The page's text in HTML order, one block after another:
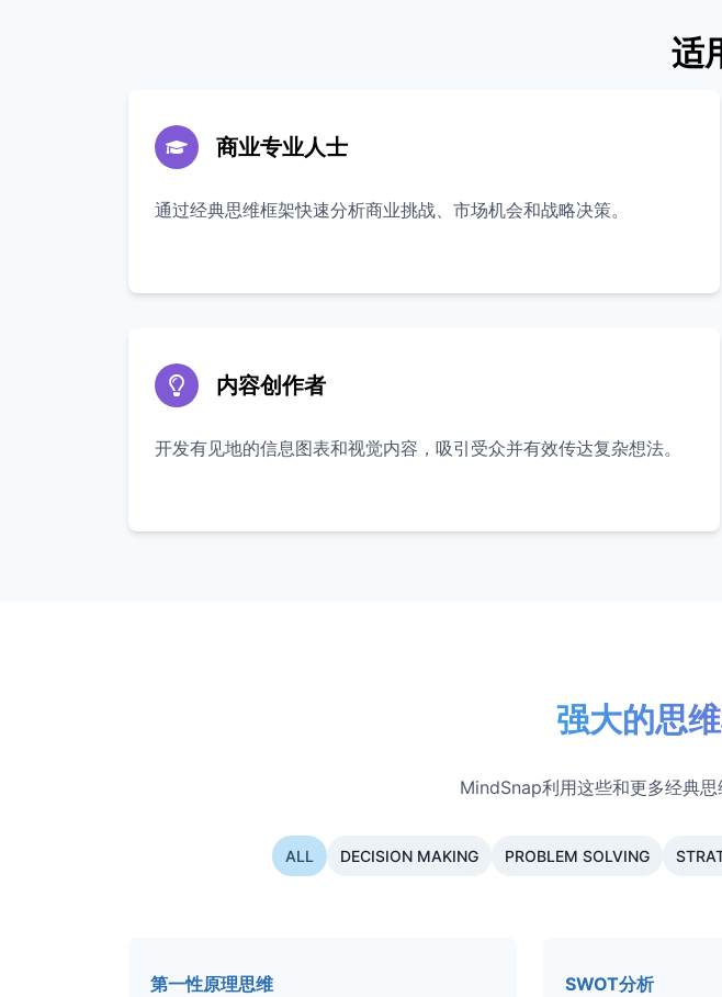
适
商业专业人士
通过经典思维框架快速分析商业挑战、市场机会和战略决策。
内容创作者
开发有见地的信息图表和视觉内容，吸引受众并有效传达复杂想法。
强大的思
MindSnap利用这些和更多经典
ALL DECISION MAKING PROBLEM SOLVING
第一性原理思维 SWOT分析